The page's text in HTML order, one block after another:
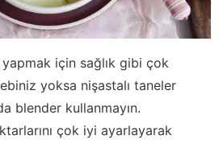
yapmak için sağlık gibi çok
yoksa nişastalı taneler
blender kullanmayın.
çok iyi ayarlayarak